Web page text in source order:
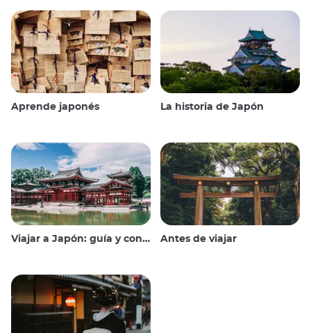
Aprende japonés La historia de Japón
Viajar a Japón: guía y consejos Antes de viajar